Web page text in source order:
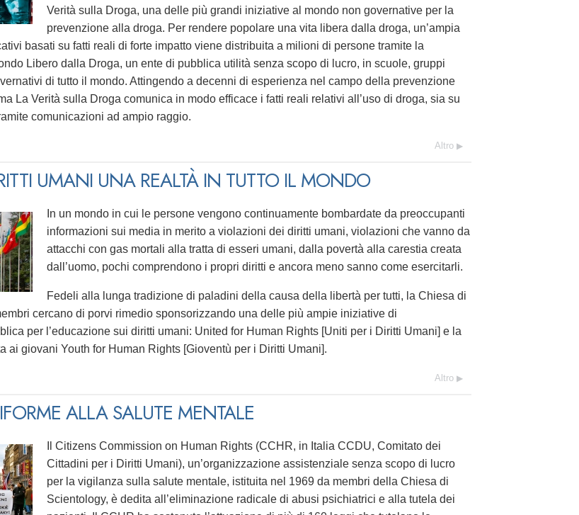
Verità sulla Droga, una delle più grandi iniziative al mondo non governative per la
prevenzione alla droga. Per rendere popolare una vita libera dalla droga, un’ampia
basati su fatti reali di forte impatto viene distribuita a milioni di persone tramite la
Libero dalla Droga, un ente di pubblica utilità senza scopo di lucro, in scuole, gruppi
di tutto il mondo. Attingendo a decenni di esperienza nel campo della prevenzione
La Verità sulla Droga comunica in modo efficace i fatti reali relativi all’uso di droga, sia su
comunicazioni ad ampio raggio.
Altro
UMANI UNA REALTÀ IN TUTTO IL MONDO
In un mondo in cui le persone vengono continuamente bombardate da preoccupanti
informazioni sui media in merito a violazioni dei diritti umani, violazioni che vanno da
attacchi con gas mortali alla tratta di esseri umani, dalla povertà alla carestia creata
dall’uomo, pochi comprendono i propri diritti e ancora meno sanno come esercitarli.
Fedeli alla lunga tradizione di paladini della causa della libertà per tutti, la Chiesa di
cercano di porvi rimedio sponsorizzando una delle più ampie iniziative di
per l’educazione sui diritti umani: United for Human Rights [Uniti per i Diritti Umani] e la
ai giovani Youth for Human Rights [Gioventù per i Diritti Umani].
Altro
ALLA SALUTE MENTALE
Il Citizens Commission on Human Rights (CCHR, in Italia CCDU, Comitato dei
Cittadini per i Diritti Umani), un’organizzazione assistenziale senza scopo di lucro
per la vigilanza sulla salute mentale, istituita nel 1969 da membri della Chiesa di
Scientology, è dedita all’eliminazione radicale di abusi psichiatrici e alla tutela dei